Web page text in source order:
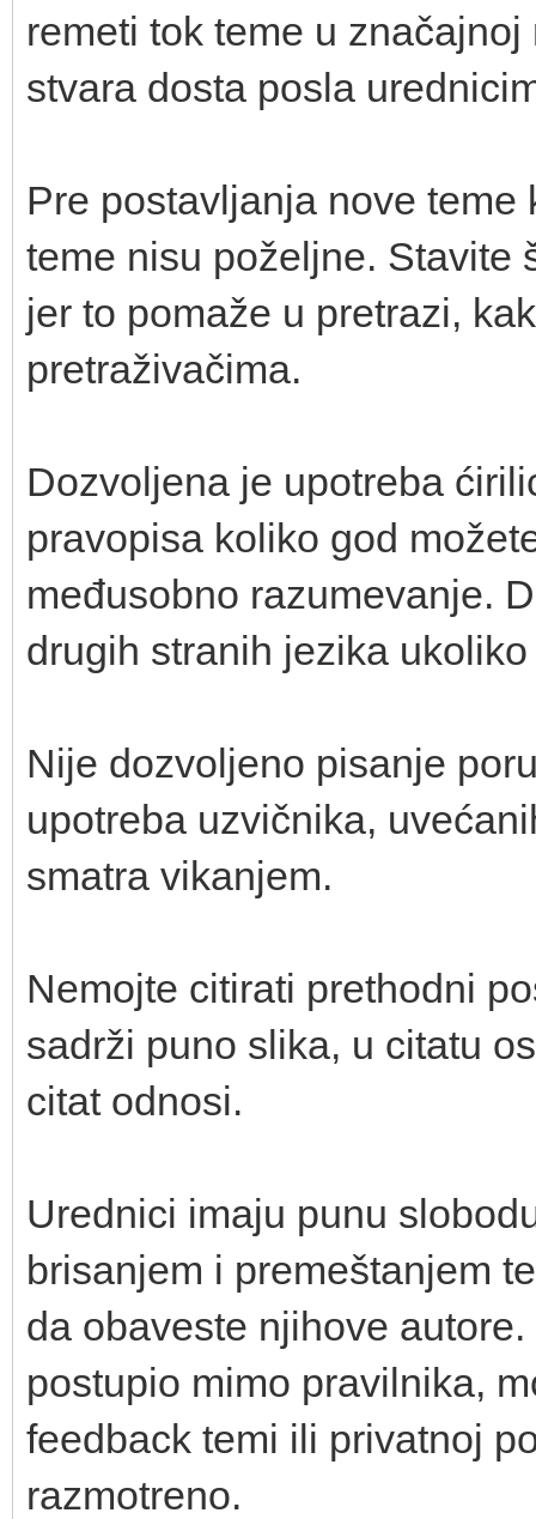
remeti tok teme u
stvara dosta posla
Pre postavljanja nove
teme nisu poželjne. Stavite
jer to pomaže u pretrazi,
pretraživačima.
Dozvoljena je upotreba
pravopisa koliko god
međusobno razumevanje.
drugih stranih jezika
Nije dozvoljeno pisanje
upotreba uzvičnika,
smatra vikanjem.
Nemojte citirati prethodni
sadrži puno slika, u citatu
citat odnosi.
Urednici imaju punu
brisanjem i premeštanjem
da obaveste njihove
postupio mimo pravilnika,
feedback temi ili privatnoj
razmotreno.